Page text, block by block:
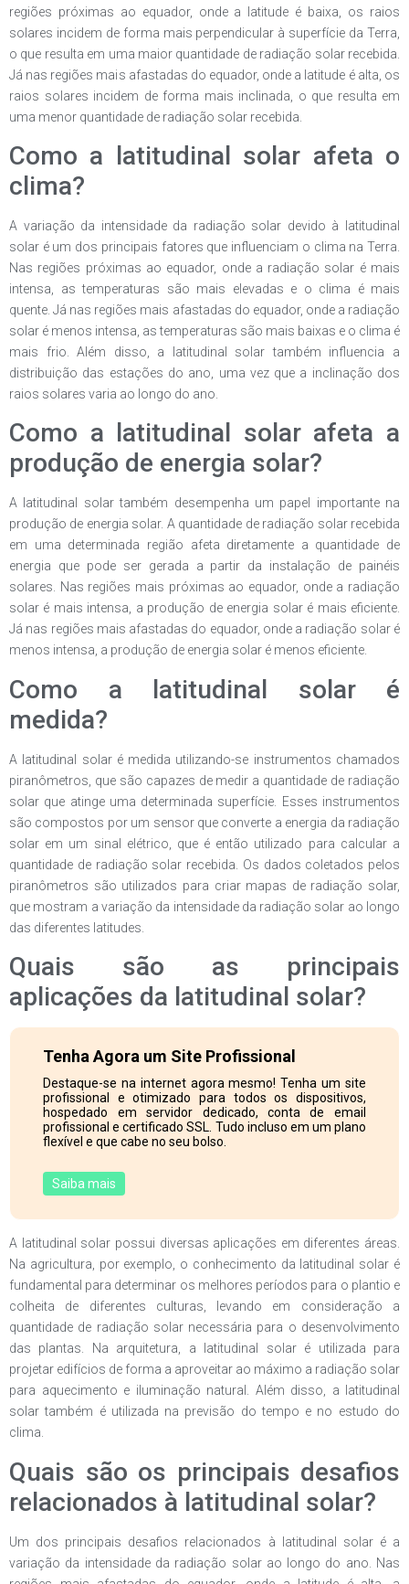
regiões próximas ao equador, onde a latitude é baixa, os raios
solares incidem de forma mais perpendicular à superfície da Terra,
o que resulta em uma maior quantidade de radiação solar recebida.
Já nas regiões mais afastadas do equador, onde a latitude é alta, os
raios solares incidem de forma mais inclinada, o que resulta em
uma menor quantidade de radiação solar recebida.
Como a latitudinal solar afeta o
clima?
A variação da intensidade da radiação solar devido à latitudinal
solar é um dos principais fatores que influenciam o clima na Terra.
Nas regiões próximas ao equador, onde a radiação solar é mais
intensa, as temperaturas são mais elevadas e o clima é mais
quente. Já nas regiões mais afastadas do equador, onde a radiação
solar é menos intensa, as temperaturas são mais baixas e o clima é
mais frio. Além disso, a latitudinal solar também influencia a
distribuição das estações do ano, uma vez que a inclinação dos
raios solares varia ao longo do ano.
Como a latitudinal solar afeta a
produção de energia solar?
A latitudinal solar também desempenha um papel importante na
produção de energia solar. A quantidade de radiação solar recebida
em uma determinada região afeta diretamente a quantidade de
energia que pode ser gerada a partir da instalação de painéis
solares. Nas regiões mais próximas ao equador, onde a radiação
solar é mais intensa, a produção de energia solar é mais eficiente.
Já nas regiões mais afastadas do equador, onde a radiação solar é
menos intensa, a produção de energia solar é menos eficiente.
Como a latitudinal solar é
medida?
A latitudinal solar é medida utilizando-se instrumentos chamados
piranômetros, que são capazes de medir a quantidade de radiação
solar que atinge uma determinada superfície. Esses instrumentos
são compostos por um sensor que converte a energia da radiação
solar em um sinal elétrico, que é então utilizado para calcular a
quantidade de radiação solar recebida. Os dados coletados pelos
piranômetros são utilizados para criar mapas de radiação solar,
que mostram a variação da intensidade da radiação solar ao longo
das diferentes latitudes.
Quais são as principais
aplicações da latitudinal solar?
Tenha Agora um Site Profissional
Destaque-se na internet agora mesmo! Tenha um site
profissional e otimizado para todos os dispositivos,
hospedado em servidor dedicado, conta de email
profissional e certificado SSL. Tudo incluso em um plano
flexível e que cabe no seu bolso.
Saiba mais
A latitudinal solar possui diversas aplicações em diferentes áreas.
Na agricultura, por exemplo, o conhecimento da latitudinal solar é
fundamental para determinar os melhores períodos para o plantio e
colheita de diferentes culturas, levando em consideração a
quantidade de radiação solar necessária para o desenvolvimento
das plantas. Na arquitetura, a latitudinal solar é utilizada para
projetar edifícios de forma a aproveitar ao máximo a radiação solar
para aquecimento e iluminação natural. Além disso, a latitudinal
solar também é utilizada na previsão do tempo e no estudo do
clima.
Quais são os principais desafios
relacionados à latitudinal solar?
Um dos principais desafios relacionados à latitudinal solar é a
variação da intensidade da radiação solar ao longo do ano. Nas